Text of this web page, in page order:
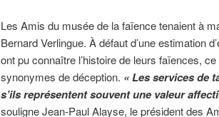
Les Amis du musée de la faïence tenaient à
Bernard Verlingue. À défaut d’une estimation
ont pu connaître l’histoire de leurs faïences,
synonymes de déception. « Les services de
s’ils représentent souvent une valeur
souligne Jean-Paul Alayse, le président des